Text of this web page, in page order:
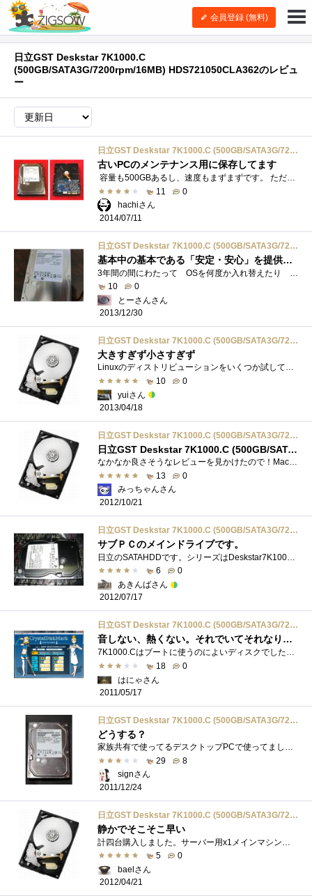
会員登録 (無料)
日立GST Deskstar 7K1000.C
(500GB/SATA3G/7200rpm/16MB) HDS721050CLA362のレビュ
ー
日立GST Deskstar 7K1000.C (500GB/SATA3G/7200rpm/16MB) HDS721050CLA362
古いPCのメンテナンス用に保存してます
容量も500GBあるし、速度もまずまずです。 ただ、最近では少しでも速く、容量の大きい物を求めているのが世の趨勢の様で、最近はずっと外付�...
11
0
hachiさん
2014/07/11
日立GST Deskstar 7K1000.C (500GB/SATA3G/7200rpm/16MB) HDS721050CLA362
基本中の基本である「安定・安心」を提供してくれるHDD。
10
0
とーさんさん
2013/12/30
日立GST Deskstar 7K1000.C (500GB/SATA3G/7200rpm/16MB) HDS721050CLA362
大きすぎず小さすぎず
Linuxのディストリビューションをいくつか試してみたくて、起動ドライブとして購入。１ＴＢとの価格差も小さかったけれど、大きすぎても使いに...
10
0
yuiさん
2013/04/18
日立GST Deskstar 7K1000.C (500GB/SATA3G/7200rpm/16MB) HDS721050CLA362
日立GST Deskstar 7K1000.C (500GB/SATA3G/7200rpm/16MB) HDS721050CLA362
なかなか良さそうなレビューを見かけたので！MacBookProのバックアップ用として購入しました。毎分7,200回転で、消費電力を抑制したデスクトップPC...
13
0
みっちゃんさん
2012/10/21
日立GST Deskstar 7K1000.C (500GB/SATA3G/7200rpm/16MB) HDS721050CLA362
サブＰＣのメインドライブです。
6
0
あきんばさん
2012/07/17
日立GST Deskstar 7K1000.C (500GB/SATA3G/7200rpm/16MB) HDS721050CLA362
音しない、熱くない。それでいてそれなりの速度が出る。
7K1000.Cはブートに使うのによいディスクでした。今後SSDが普及すると、PCは2.5SSD+3.5HDDでいいんじゃない？って感じなんで500GBぐらいの需要はなくな�...
18
0
はにゃさん
2011/05/17
日立GST Deskstar 7K1000.C (500GB/SATA3G/7200rpm/16MB) HDS721050CLA362
どうする？
家族共有で使ってるデスクトップPCで使ってました。今は音がちょっとうるさいけど、1TBのHDS721010CLA332を取り付けてます。容量的には十分でしたが...
29
8
signさん
2011/12/24
日立GST Deskstar 7K1000.C (500GB/SATA3G/7200rpm/16MB) HDS721050CLA362
静かでそこそこ早い
5
0
baelさん
2012/04/21